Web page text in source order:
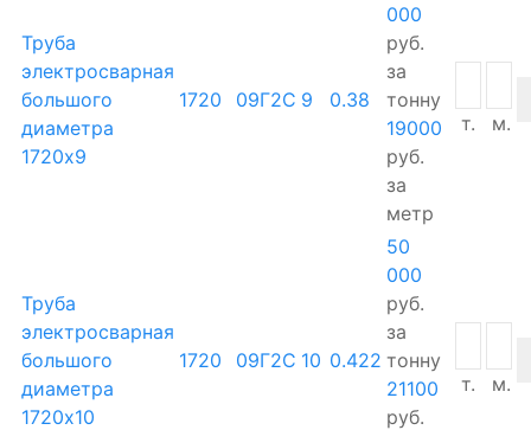
Труба
электросварная
большого
диаметра
1720х9
1720 09Г2С 9 0.38
000
руб.
за
тонну
19000
руб.
за
метр
т. м.
Труба
электросварная
большого
диаметра
1720х10
1720 09Г2С 10 0.422
50
000
руб.
за
тонну
21100
руб.
т. м.